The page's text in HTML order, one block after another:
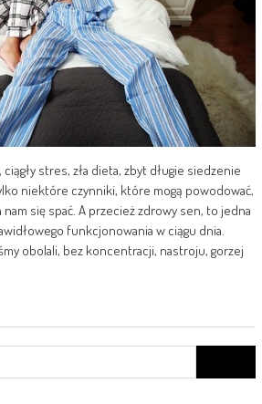
stres, zła dieta, zbyt długie siedzenie
niektóre czynniki, które mogą powodować,
się spać. A przecież zdrowy sen, to jedna
funkcjonowania w ciągu dnia.
obolali, bez koncentracji, nastroju, gorzej
for: